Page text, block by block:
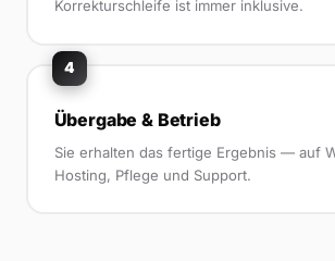
Korrekturschleife ist immer inklusive.
4
Übergabe & Betrieb
Sie erhalten das fertige Ergebnis — auf
Hosting, Pflege und Support.